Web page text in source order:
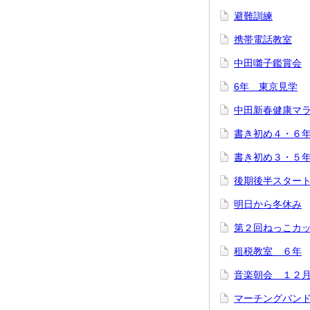
避難訓練
携帯電話教室
中田囃子鑑賞会
6年 東京見学
中田新春健康マ
書き初め４・６
書き初め３・５
後期後半スタート
明日から冬休み
第２回ねっこカ
租税教室 ６年
音楽朝会 １２月
マーチングバン